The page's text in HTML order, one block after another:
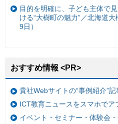
目的を明確に、子ども主体で
ける“大樹町の魅力”／北海道
9日）
おすすめ情報 <PR>
貴社Webサイトの“事例紹介”
ICT教育ニュースをスマホでア
イベント・セミナー・体験会